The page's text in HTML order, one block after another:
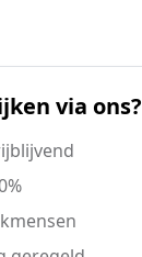
via ons?